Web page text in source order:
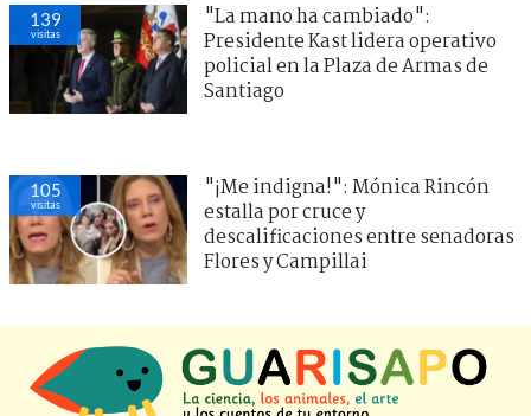
139
visitas
"La mano ha cambiado":
Presidente Kast lidera operativo
policial en la Plaza de Armas de
Santiago
105
visitas
"¡Me indigna!": Mónica Rincón
estalla por cruce y
descalificaciones entre senadoras
Flores y Campillai